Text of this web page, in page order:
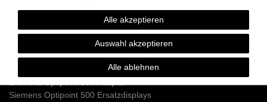
Siemens HiPath MMC Karten
Siemens Optipoint 500 / Optiset Systemtelefone
Siemens Optipoint 500 Telefone
Siemens Optipoint 500 Zubehör & Ersatzteile
Siemens Optipoint 500 Ersatzdisplays
Alle akzeptieren
Auswahl akzeptieren
Alle ablehnen